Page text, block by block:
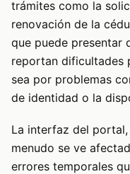
trámites como la
renovación de la
que puede presentar
reportan dificultades
sea por problemas
de identidad o la
La interfaz del
menudo se ve
errores temporales